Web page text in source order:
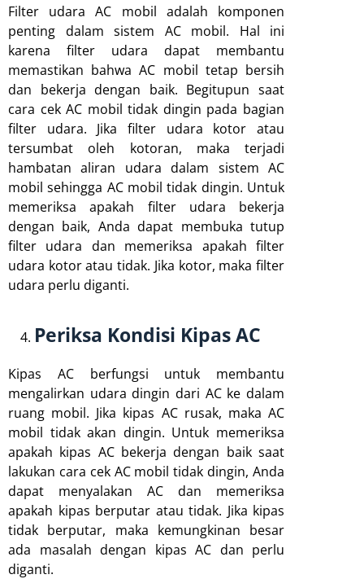
Filter udara AC mobil adalah komponen
penting dalam sistem AC mobil. Hal ini
karena filter udara dapat membantu
memastikan bahwa AC mobil tetap bersih
dan bekerja dengan baik. Begitupun saat
cara cek AC mobil tidak dingin pada bagian
filter udara. Jika filter udara kotor atau
tersumbat oleh kotoran, maka terjadi
hambatan aliran udara dalam sistem AC
mobil sehingga AC mobil tidak dingin. Untuk
memeriksa apakah filter udara bekerja
dengan baik, Anda dapat membuka tutup
filter udara dan memeriksa apakah filter
udara kotor atau tidak. Jika kotor, maka filter
udara perlu diganti.
Periksa Kondisi Kipas AC
Kipas AC berfungsi untuk membantu
mengalirkan udara dingin dari AC ke dalam
ruang mobil. Jika kipas AC rusak, maka AC
mobil tidak akan dingin. Untuk memeriksa
apakah kipas AC bekerja dengan baik saat
lakukan cara cek AC mobil tidak dingin, Anda
dapat menyalakan AC dan memeriksa
apakah kipas berputar atau tidak. Jika kipas
tidak berputar, maka kemungkinan besar
ada masalah dengan kipas AC dan perlu
diganti.